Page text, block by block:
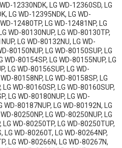
LG WD-80302TP
LG WD-80305NP
LG WD-80305SP
LG WD-80306NP
LG WD-80306SP
LG WD-80307NP
12330NDK, LG WD-12360SD, LG
LG WD-12395NDK, LG WD-
12480TP, LG WD-12481NP, LG
WD-80130NUP, LG WD-80130TP,
LG WD-80132NU, LG WD-
80150NUP, LG WD-80150SUP, LG
WD-80154SP, LG WD-80155NUP, LG
LG WD-80156SUP, LG WD-
80158NP, LG WD-80158SP, LG
WD-80160SP, LG WD-80160SUP,
LG WD-80180NUP, LG WD-
WD-80187NUP, LG WD-80192N, LG
80250NP, LG WD-80250NUP, LG
WD-80250TP, LG WD-80250TUP,
LG WD-80260T, LG WD-80264NP,
LG WD-80266N, LG WD-80267N,